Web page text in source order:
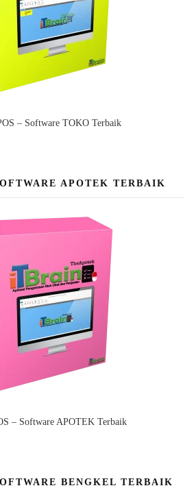
– Software TOKO Terbaik
APOTEK TERBAIK
– Software APOTEK Terbaik
BENGKEL TERBAIK